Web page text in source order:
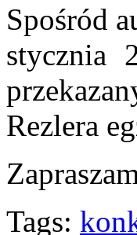
Spośród
stycznia
Rezlera
Tags: